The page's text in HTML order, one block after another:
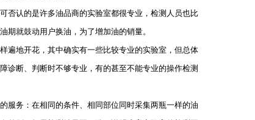
认的是许多油品商的实验室都很专业，检测人员也比
就鼓动用户换油，为了增加油的销量。
地开花，其中确实有一些比较专业的实验室，但总体
诊断、判断时不够专业，有的甚至不能专业的操作检测
务：在相同的条件、相同部位同时采集两瓶一样的油